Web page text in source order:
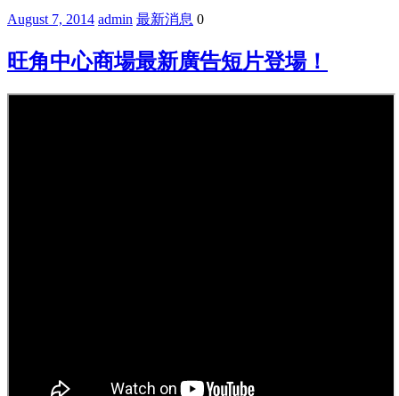
August 7, 2014 admin 最新消息 0
旺角中心商場最新廣告短片登場！